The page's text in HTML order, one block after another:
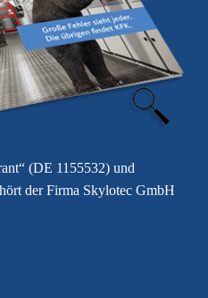
(DE 1155532) und
der Firma Skylotec GmbH